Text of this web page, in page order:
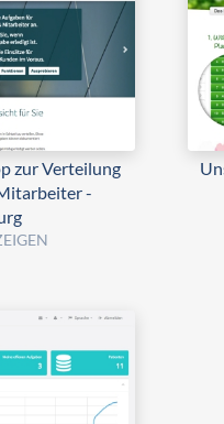
zur Verteilung
-